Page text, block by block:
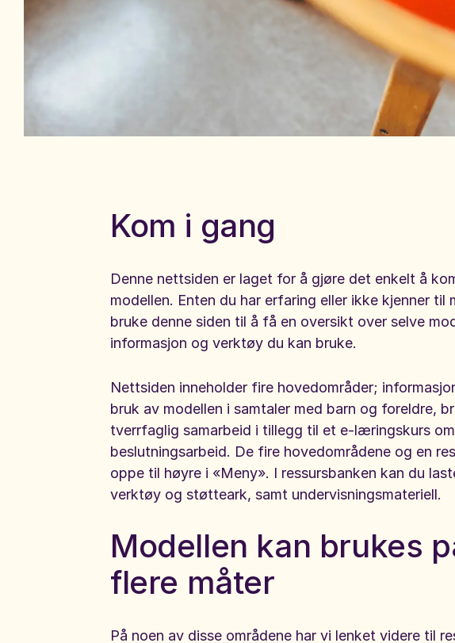
Kom i gang
Denne nettsiden er laget for å gjøre det enkelt å
modellen. Enten du har erfaring eller ikke kjenner til
bruke denne siden til å få en oversikt over selve
informasjon og verktøy du kan bruke.
Nettsiden inneholder fire hovedområder;
bruk av modellen i samtaler med barn og foreldre,
tverrfaglig samarbeid i tillegg til et e-læringskurs
beslutningsarbeid. De fire hovedområdene og en
oppe til høyre i «Meny». I ressursbanken kan du
verktøy og støtteark, samt undervisningsmateriell.
Modellen kan brukes
flere måter
På noen av disse områdene har vi lenket videre til